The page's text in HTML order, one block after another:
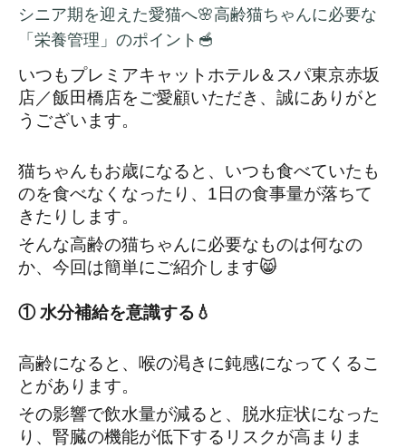
シニア期を迎えた愛猫へ🌸高齢猫ちゃんに必要な
「栄養管理」のポイント🥣
いつもプレミアキャットホテル＆スパ東京赤坂
店／飯田橋店をご愛顧いただき、誠にありがと
うございます。
猫ちゃんもお歳になると、いつも食べていたも
のを食べなくなったり、1日の食事量が落ちて
きたりします。
そんな高齢の猫ちゃんに必要なものは何なの
か、今回は簡単にご紹介します😸
① 水分補給を意識する💧
高齢になると、喉の渇きに鈍感になってくるこ
とがあります。
その影響で飲水量が減ると、脱水症状になった
り、腎臓の機能が低下するリスクが高まりま